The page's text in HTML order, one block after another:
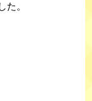
た。